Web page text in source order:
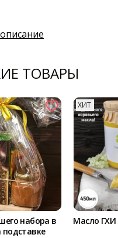
ТОВАРЫ
набора в
ХИТ
Масло ГХИ